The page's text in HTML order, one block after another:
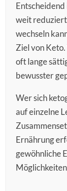
weit
wechseln
Ziel von
oft lange
bewusster
Wer sich
auf einzelne
Ernährung
gewöhnliche